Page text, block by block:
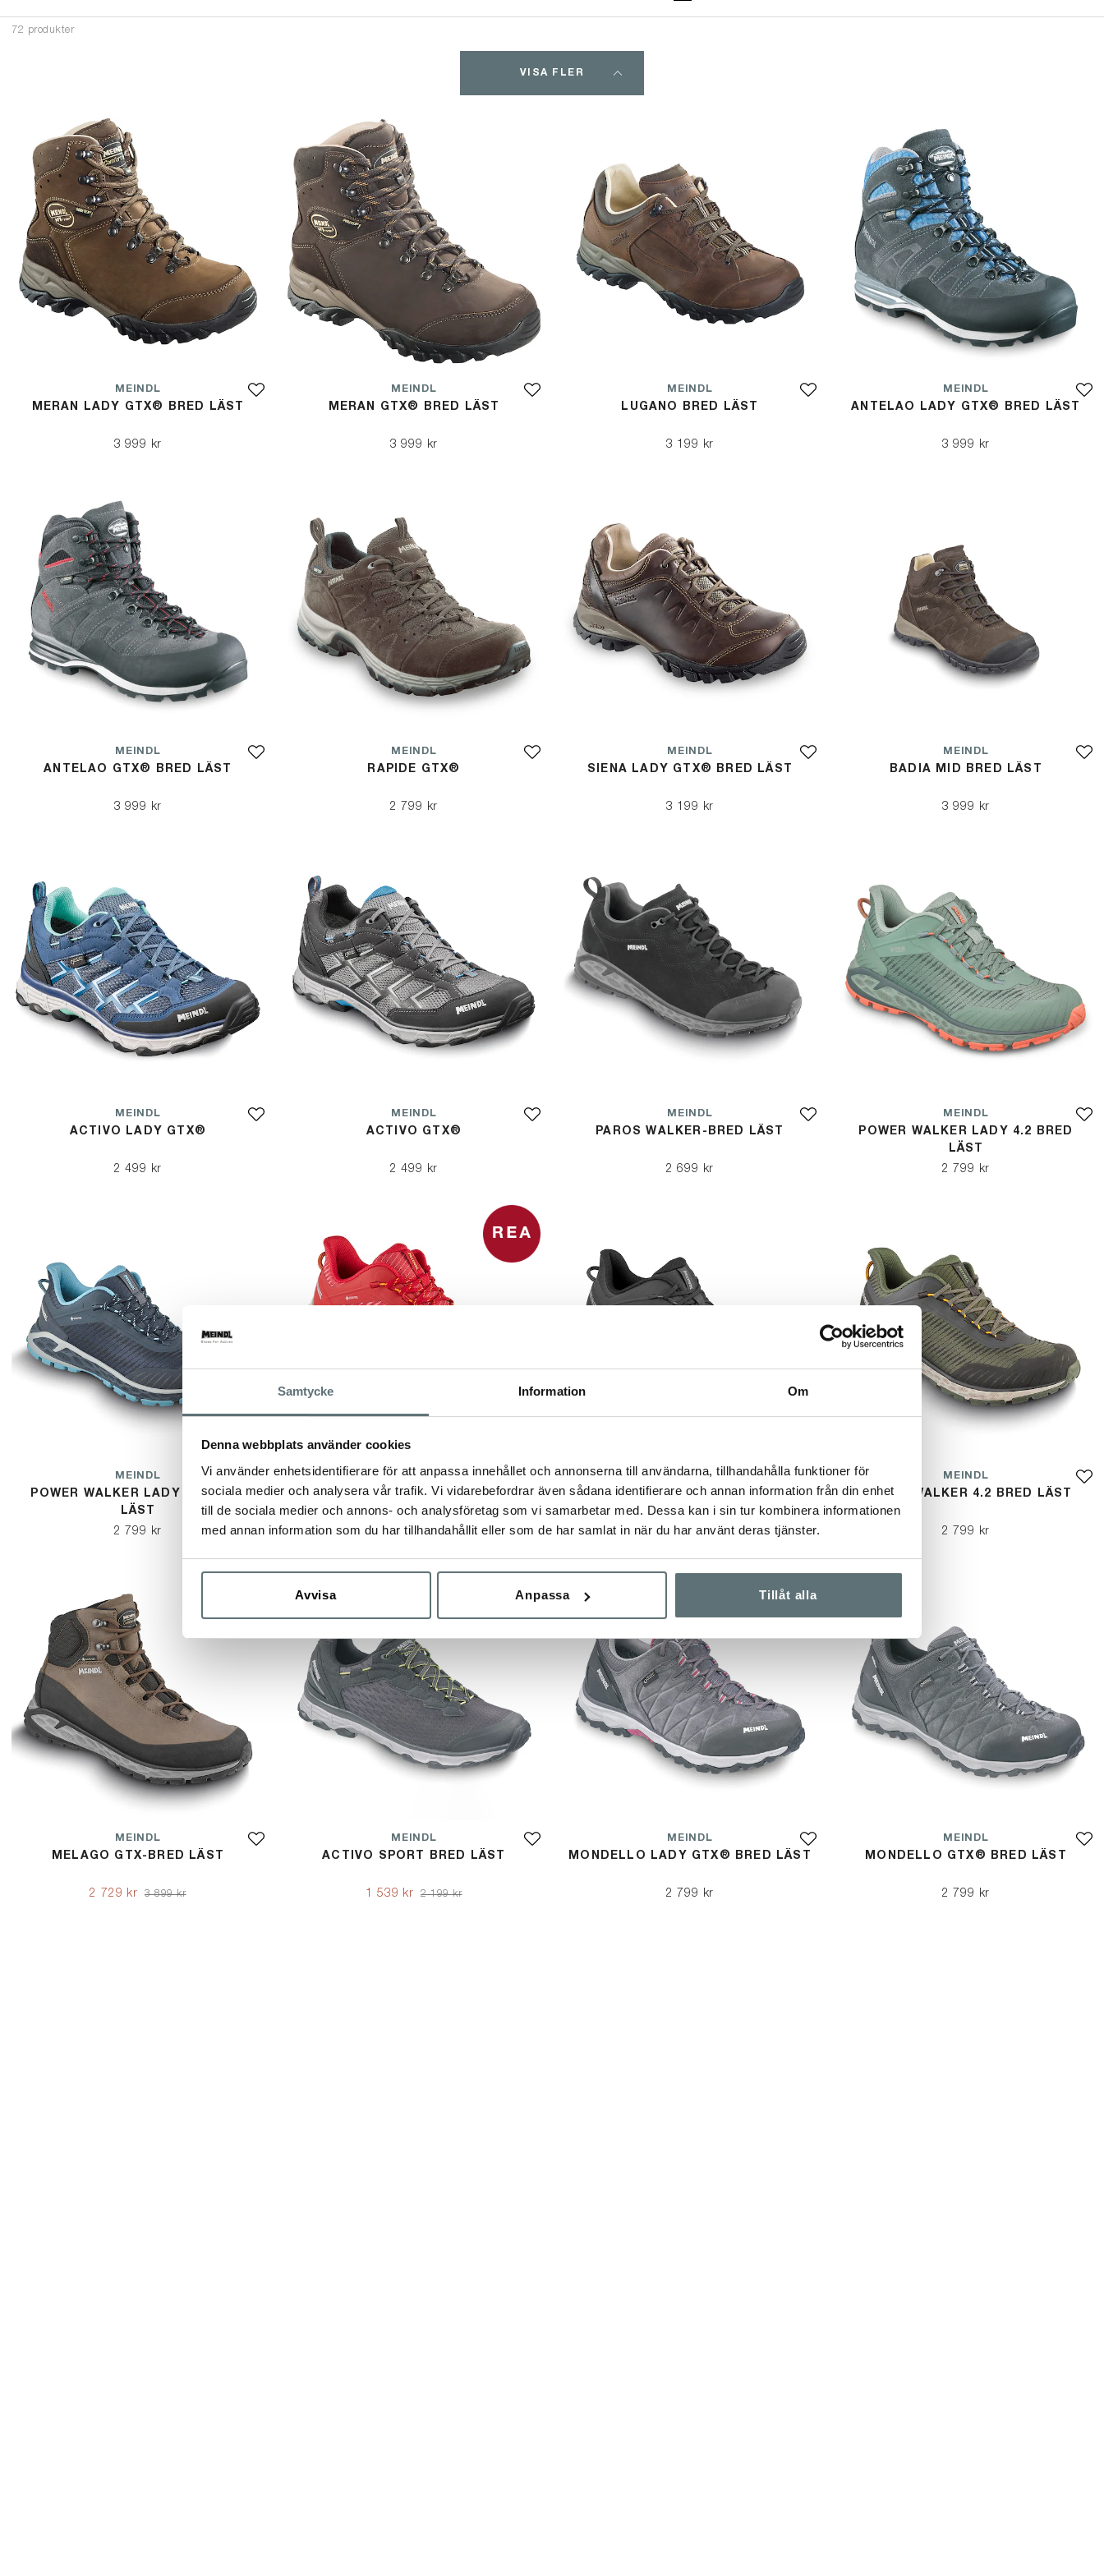
Samtycke Information Om
Denna webbplats använder cookies
Vi använder enhetsidentifierare för att anpassa innehållet och annonserna till användarna, tillhandahålla funktioner för
sociala medier och analysera vår trafik. Vi vidarebefordrar även sådana identifierare och annan information från din enhet
till de sociala medier och annons- och analysföretag som vi samarbetar med. Dessa kan i sin tur kombinera informationen
med annan information som du har tillhandahållit eller som de har samlat in när du har använt deras tjänster.
Avvisa Anpassa Tillåt alla
72 produkter
VISA FLER
MEINDL
MERAN LADY GTX® BRED LÄST
3 999 kr
MEINDL
MERAN GTX® BRED LÄST
3 999 kr
MEINDL
LUGANO BRED LÄST
3 199 kr
MEINDL
ANTELAO LADY GTX® BRED LÄST
3 999 kr
MEINDL
ANTELAO GTX® BRED LÄST
3 999 kr
MEINDL
RAPIDE GTX®
2 799 kr
MEINDL
SIENA LADY GTX® BRED LÄST
3 199 kr
MEINDL
BADIA MID BRED LÄST
3 999 kr
MEINDL
ACTIVO LADY GTX®
2 499 kr
MEINDL
ACTIVO GTX®
2 499 kr
MEINDL
PAROS WALKER-BRED LÄST
2 699 kr
MEINDL
POWER WALKER LADY 4.2 BRED
LÄST
2 799 kr
MEINDL
POWER WALKER LADY 4.2 BRED
LÄST
2 799 kr
MEINDL
POWER WALKER LADY 4.2 BRED
LÄST
1 959 kr
2 799 kr
MEINDL
POWER WALKER 4.2 BRED LÄST
2 799 kr
MEINDL
POWER WALKER 4.2 BRED LÄST
2 799 kr
MEINDL
MELAGO GTX-BRED LÄST
2 729 kr 3 899 kr
MEINDL
ACTIVO SPORT BRED LÄST
1 539 kr 2 199 kr
MEINDL
MONDELLO LADY GTX® BRED LÄST
2 799 kr
MEINDL
MONDELLO GTX® BRED LÄST
2 799 kr